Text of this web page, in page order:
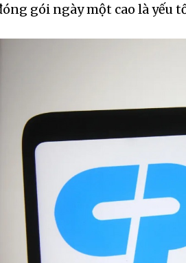
gói ngày một cao là yếu